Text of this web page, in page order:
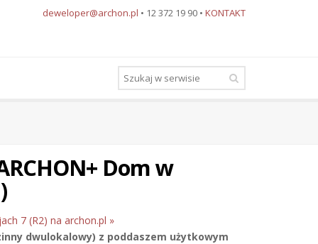
deweloper@archon.pl • 12 372 19 90 • KONTAKT
Dom w
7 (R2) na archon.pl »
dwulokalowy) z poddaszem użytkowym